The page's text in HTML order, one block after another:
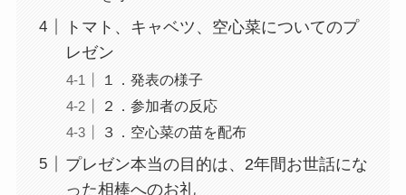
トマト、キャベツ、空心菜についてのプ
レゼン
１．発表の様子
２．参加者の反応
３．空心菜の苗を配布
プレゼン本当の目的は、2年間お世話にな
った相棒へのお礼